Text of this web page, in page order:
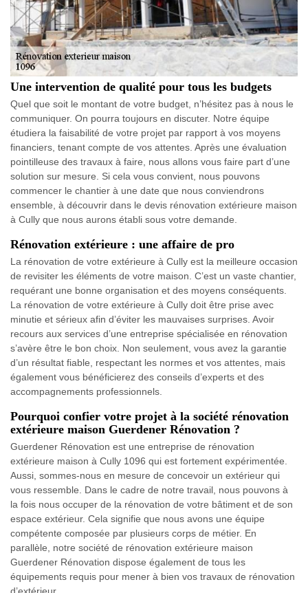
Une intervention de qualité pour tous les budgets
Quel que soit le montant de votre budget, n’hésitez pas à nous le
communiquer. On pourra toujours en discuter. Notre équipe
étudiera la faisabilité de votre projet par rapport à vos moyens
financiers, tenant compte de vos attentes. Après une évaluation
pointilleuse des travaux à faire, nous allons vous faire part d’une
solution sur mesure. Si cela vous convient, nous pouvons
commencer le chantier à une date que nous conviendrons
ensemble, à découvrir dans le devis rénovation extérieure maison
à Cully que nous aurons établi sous votre demande.
Rénovation extérieure : une affaire de pro
La rénovation de votre extérieure à Cully est la meilleure occasion
de revisiter les éléments de votre maison. C’est un vaste chantier,
requérant une bonne organisation et des moyens conséquents.
La rénovation de votre extérieure à Cully doit être prise avec
minutie et sérieux afin d’éviter les mauvaises surprises. Avoir
recours aux services d’une entreprise spécialisée en rénovation
s’avère être le bon choix. Non seulement, vous avez la garantie
d’un résultat fiable, respectant les normes et vos attentes, mais
également vous bénéficierez des conseils d’experts et des
accompagnements professionnels.
Pourquoi confier votre projet à la société rénovation
extérieure maison Guerdener Rénovation ?
Guerdener Rénovation est une entreprise de rénovation
extérieure maison à Cully 1096 qui est fortement expérimentée.
Aussi, sommes-nous en mesure de concevoir un extérieur qui
vous ressemble. Dans le cadre de notre travail, nous pouvons à
la fois nous occuper de la rénovation de votre bâtiment et de son
espace extérieur. Cela signifie que nous avons une équipe
compétente composée par plusieurs corps de métier. En
parallèle, notre société de rénovation extérieure maison
Guerdener Rénovation dispose également de tous les
équipements requis pour mener à bien vos travaux de rénovation